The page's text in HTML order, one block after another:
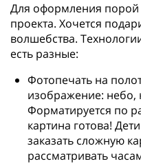
Для оформления порой
проекта. Хочется
волшебства.
есть разные:
Фотопечать на
изображение: небо,
Форматируется по
картина готова!
заказать сложную
рассматривать